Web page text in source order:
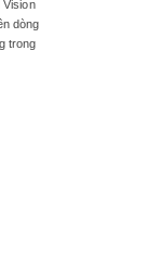
Vision
dòng
trong